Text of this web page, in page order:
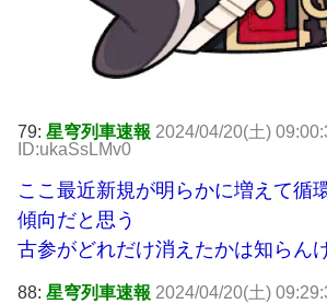
79: 星穹列車速報 2024/04/20(土)
ID:ukaSsLMv0
ここ最近新規が明らかに増えて循
傾向だと思う
古参がどれだけ消えたかは知らん
88: 星穹列車速報 2024/04/20(土)